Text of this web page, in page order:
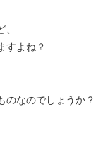
、
すよね？
のなのでしょうか？